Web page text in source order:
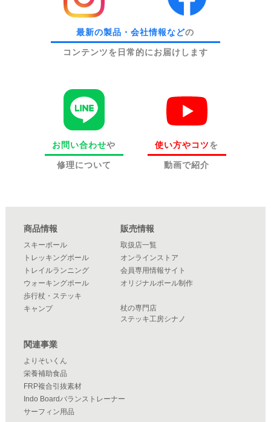
最新の製品・会社情報などの
コンテンツを日常的にお届けします
お問い合わせや
修理について
使い方やコツを
動画で紹介
商品情報
スキーポール
トレッキングポール
トレイルランニング
ウォーキングポール
歩行杖・ステッキ
キャンプ
販売情報
取扱店一覧
オンラインストア
会員専用情報サイト
オリジナルポール制作
杖の専門店
ステッキ工房シナノ
関連事業
よりそいくん
栄養補助食品
FRP複合引抜素材
Indo Boardバランストレーナー
サーフィン用品